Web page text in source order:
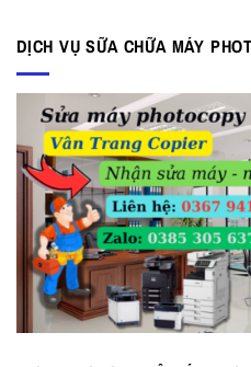
DỊCH VỤ SỮA CHỮA MÁY